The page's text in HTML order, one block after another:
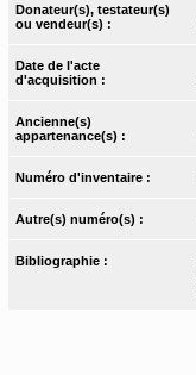
Donateur(s), testateur(s)
ou vendeur(s) :
Date de l'acte
d'acquisition :
Ancienne(s)
appartenance(s) :
Numéro d'inventaire :
Autre(s) numéro(s) :
Bibliographie :